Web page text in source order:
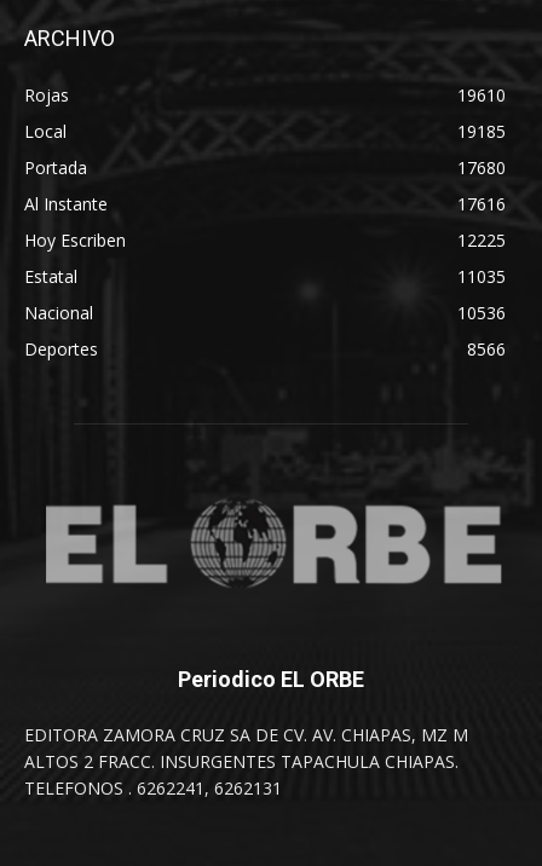
ARCHIVO
Rojas
19610
Local
19185
Portada
17680
Al Instante
17616
Hoy Escriben
12225
Estatal
11035
Nacional
10536
Deportes
8566
Periodico EL ORBE
EDITORA ZAMORA CRUZ SA DE CV. AV. CHIAPAS, MZ M
ALTOS 2 FRACC. INSURGENTES TAPACHULA CHIAPAS.
TELEFONOS . 6262241, 6262131